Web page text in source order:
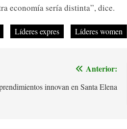
economía sería distinta”, dice.
Líderes expres Líderes women
Anterior:
innovan en Santa Elena